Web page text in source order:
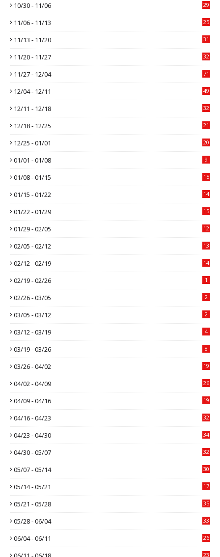
10/30 - 11/06 29
11/06 - 11/13 25
11/13 - 11/20 31
11/20 - 11/27 32
11/27 - 12/04 71
12/04 - 12/11 49
12/11 - 12/18 32
12/18 - 12/25 21
12/25 - 01/01 20
01/01 - 01/08 9
01/08 - 01/15 15
01/15 - 01/22 14
01/22 - 01/29 15
01/29 - 02/05 12
02/05 - 02/12 13
02/12 - 02/19 14
02/19 - 02/26 1
02/26 - 03/05 2
03/05 - 03/12 2
03/12 - 03/19 4
03/19 - 03/26 8
03/26 - 04/02 19
04/02 - 04/09 26
04/09 - 04/16 19
04/16 - 04/23 32
04/23 - 04/30 34
04/30 - 05/07 32
05/07 - 05/14 30
05/14 - 05/21 17
05/21 - 05/28 35
05/28 - 06/04 33
06/04 - 06/11 26
23